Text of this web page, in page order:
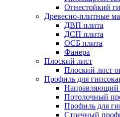
Огнестойкий
Древесно-плитные
ДВП плита
ДСП плита
ОСБ плита
Фанера
Плоский лист
Плоский лист
Профиль для
Направляющий
Потолочный
Профиль для
Стоечный